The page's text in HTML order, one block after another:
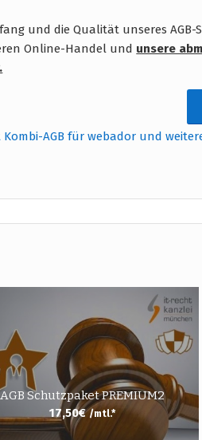
und die Qualität unseres
Online-Handel und unsere
AGB für webador und
AGB Schutzpaket PREMIUM2
17,50€ /mtl.*